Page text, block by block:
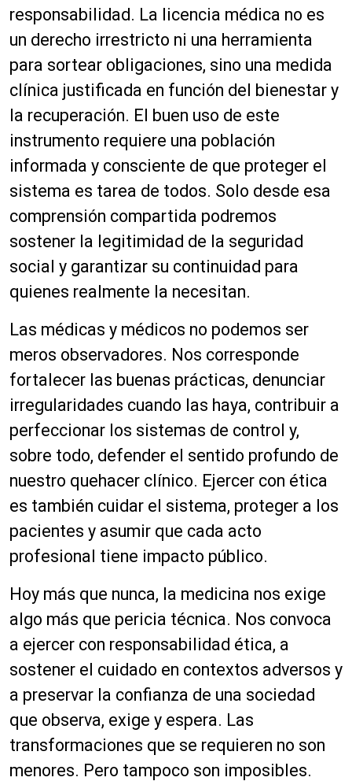
responsabilidad. La licencia médica no es
un derecho irrestricto ni una herramienta
para sortear obligaciones, sino una medida
clínica justificada en función del bienestar y
la recuperación. El buen uso de este
instrumento requiere una población
informada y consciente de que proteger el
sistema es tarea de todos. Solo desde esa
comprensión compartida podremos
sostener la legitimidad de la seguridad
social y garantizar su continuidad para
quienes realmente la necesitan.
Las médicas y médicos no podemos ser
meros observadores. Nos corresponde
fortalecer las buenas prácticas, denunciar
irregularidades cuando las haya, contribuir a
perfeccionar los sistemas de control y,
sobre todo, defender el sentido profundo de
nuestro quehacer clínico. Ejercer con ética
es también cuidar el sistema, proteger a los
pacientes y asumir que cada acto
profesional tiene impacto público.
Hoy más que nunca, la medicina nos exige
algo más que pericia técnica. Nos convoca
a ejercer con responsabilidad ética, a
sostener el cuidado en contextos adversos y
a preservar la confianza de una sociedad
que observa, exige y espera. Las
transformaciones que se requieren no son
menores. Pero tampoco son imposibles.